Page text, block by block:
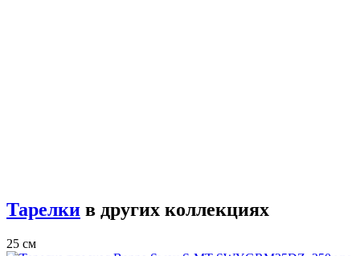
Тарелки в других коллекциях
25 см